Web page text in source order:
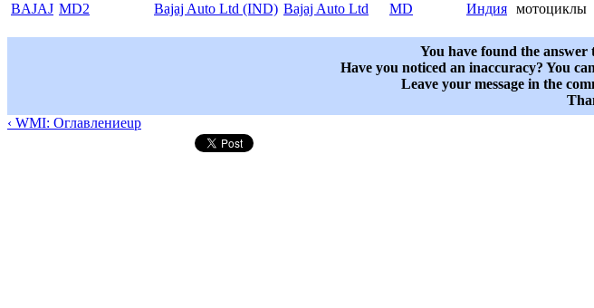
BAJAJ MD2 Bajaj Auto Ltd (IND) Bajaj Auto Ltd MD Индия мотоциклы
You have found the answer
Have you noticed an inaccuracy? You
Leave your message in the
‹ WMI: Оглавлениеup